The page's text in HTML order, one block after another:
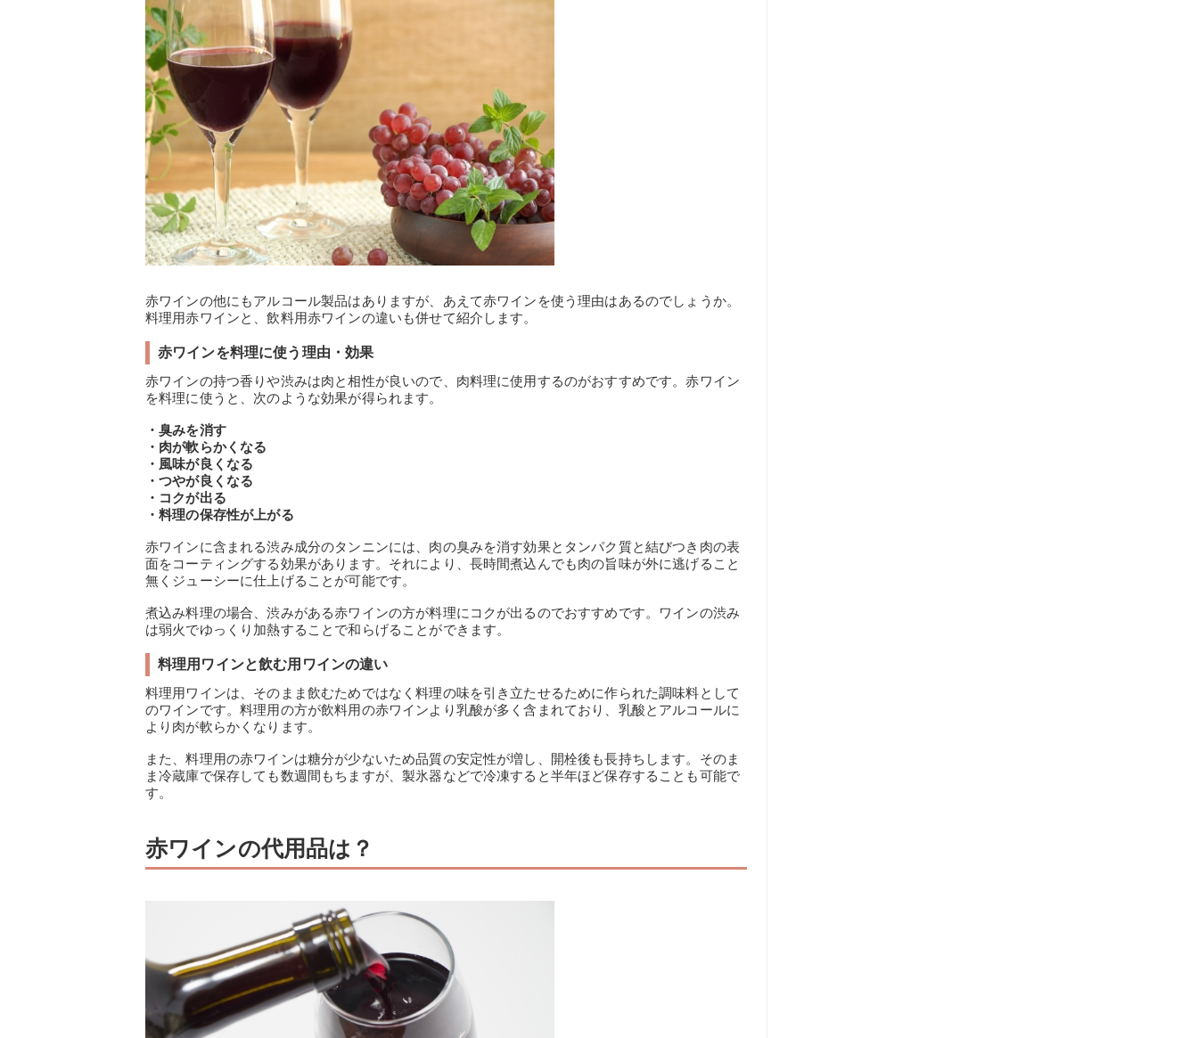
赤ワインの他にもアルコール製品はありますが、あえて赤ワインを使う理由はあるのでしょうか。
料理用赤ワインと、飲料用赤ワインの違いも併せて紹介します。
赤ワインを料理に使う理由・効果
赤ワインの持つ香りや渋みは肉と相性が良いので、肉料理に使用するのがおすすめです。赤ワイン
を料理に使うと、次のような効果が得られます。
・臭みを消す
・肉が軟らかくなる
・風味が良くなる
・つやが良くなる
・コクが出る
・料理の保存性が上がる
赤ワインに含まれる渋み成分のタンニンには、肉の臭みを消す効果とタンパク質と結びつき肉の表
面をコーティングする効果があります。それにより、長時間煮込んでも肉の旨味が外に逃げること
無くジューシーに仕上げることが可能です。
煮込み料理の場合、渋みがある赤ワインの方が料理にコクが出るのでおすすめです。ワインの渋み
は弱火でゆっくり加熱することで和らげることができます。
料理用ワインと飲む用ワインの違い
料理用ワインは、そのまま飲むためではなく料理の味を引き立たせるために作られた調味料として
のワインです。料理用の方が飲料用の赤ワインより乳酸が多く含まれており、乳酸とアルコールに
より肉が軟らかくなります。
また、料理用の赤ワインは糖分が少ないため品質の安定性が増し、開栓後も長持ちします。そのま
ま冷蔵庫で保存しても数週間もちますが、製氷器などで冷凍すると半年ほど保存することも可能で
す。
赤ワインの代用品は？